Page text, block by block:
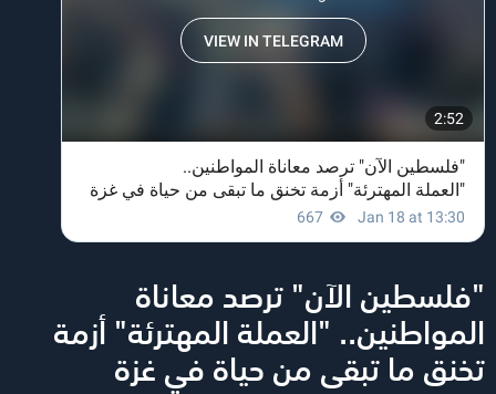
"فلسطين الآن" ترصد معاناة
المواطنين.. "العملة المهترئة" أزمة
تخنق ما تبقى من حياة في غزة